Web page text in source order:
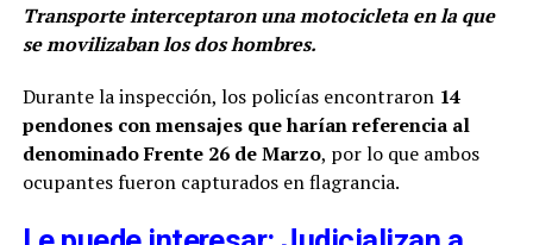
Transporte interceptaron una motocicleta en la que
se movilizaban los dos hombres.
Durante la inspección, los policías encontraron 14
pendones con mensajes que harían referencia al
denominado Frente 26 de Marzo, por lo que ambos
ocupantes fueron capturados en flagrancia.